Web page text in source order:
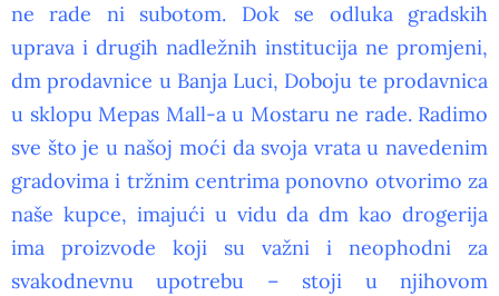
ne rade ni subotom. Dok se odluka gradskih
uprava i drugih nadležnih institucija ne promjeni,
dm prodavnice u Banja Luci, Doboju te prodavnica
u sklopu Mepas Mall-a u Mostaru ne rade. Radimo
sve što je u našoj moći da svoja vrata u navedenim
gradovima i tržnim centrima ponovno otvorimo za
naše kupce, imajući u vidu da dm kao drogerija
ima proizvode koji su važni i neophodni za
svakodnevnu upotrebu – stoji u njihovom